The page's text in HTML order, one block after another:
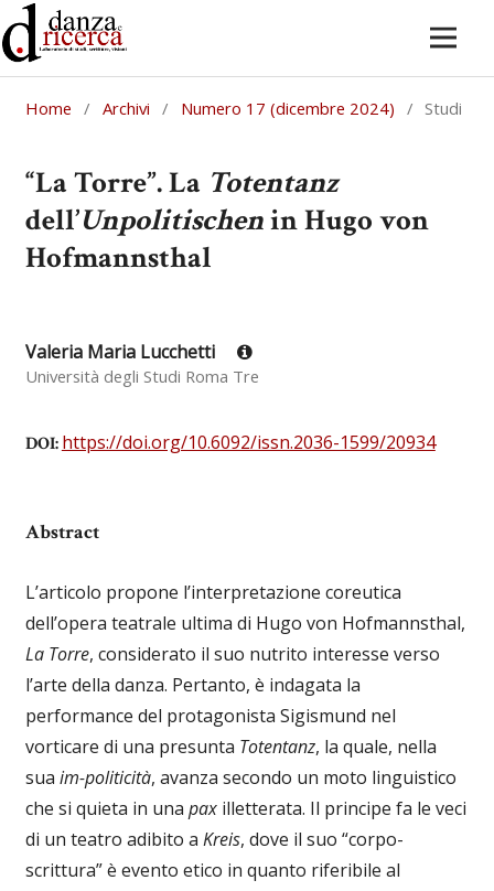
Home / Archivi / Numero 17 (dicembre 2024) / Studi
“La Torre”. La Totentanz
dell’Unpolitischenin Hugo von
Hofmannsthal
Valeria Maria Lucchetti
Università degli Studi Roma Tre
DOI:https://doi.org/10.6092/issn.2036-1599/20934
Abstract
L’articolo propone l’interpretazione coreutica
dell’opera teatrale ultima di Hugo von Hofmannsthal,
La Torre, considerato il suo nutrito interesse verso
l’arte della danza. Pertanto, è indagata la
performance del protagonista Sigismund nel
vorticare di una presunta Totentanz, la quale, nella
sua im-politicità, avanza secondo un moto linguistico
che si quieta in una paxilletterata. Il principe fa le veci
di un teatro adibito a Kreis, dove il suo “corpo-
scrittura” è evento etico in quanto riferibile al